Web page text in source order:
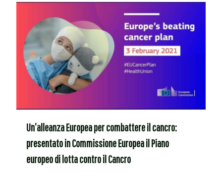
Un’alleanza Europea per combattere il cancro:
presentato in Commissione Europea il Piano
europeo di lotta contro il Cancro